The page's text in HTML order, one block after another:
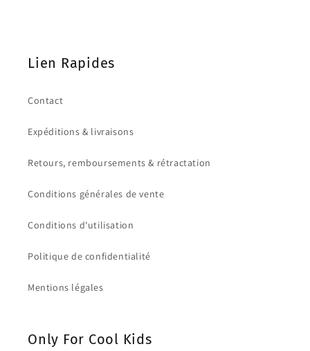
Lien Rapides
Contact
Expéditions & livraisons
Retours, remboursements & rétractation
Conditions générales de vente
Conditions d'utilisation
Politique de confidentialité
Mentions légales
Only For Cool Kids